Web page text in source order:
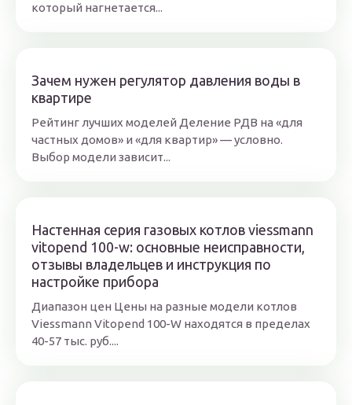
который нагнетается...
Зачем нужен регулятор давления воды в
квартире
Рейтинг лучших моделей Деление РДВ на «для
частных домов» и «для квартир» — условно.
Выбор модели зависит...
Настенная серия газовых котлов viessmann
vitopend 100-w: основные неисправности,
отзывы владельцев и инструкция по
настройке прибора
Диапазон цен Цены на разные модели котлов
Viessmann Vitopend 100-W находятся в пределах
40-57 тыс. руб....